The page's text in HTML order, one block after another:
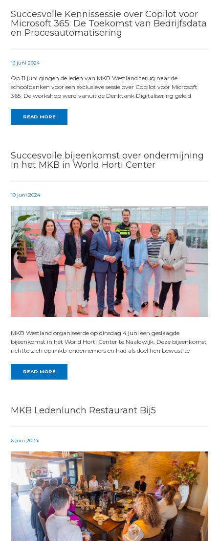
Succesvolle Kennissessie over Copilot voor
Microsoft 365: De Toekomst van Bedrijfsdata
en Procesautomatisering
13 juni 2024
Op 11 juni gingen de leden van MKB Westland terug naar de
schoolbanken voor een exclusieve sessie over Copilot voor Microsoft
365. De workshop werd vanuit de Denktank Digitalisering geleid
READ MORE
Succesvolle bijeenkomst over ondermijning
in het MKB in World Horti Center
10 juni 2024
MKB Westland organiseerde op dinsdag 4 juni een geslaagde
bijeenkomst in het World Horti Center te Naaldwijk. Deze bijeenkomst
richtte zich op mkb-ondernemers en had als doel hen bewust te
READ MORE
MKB Ledenlunch Restaurant Bij5
6 juni 2024